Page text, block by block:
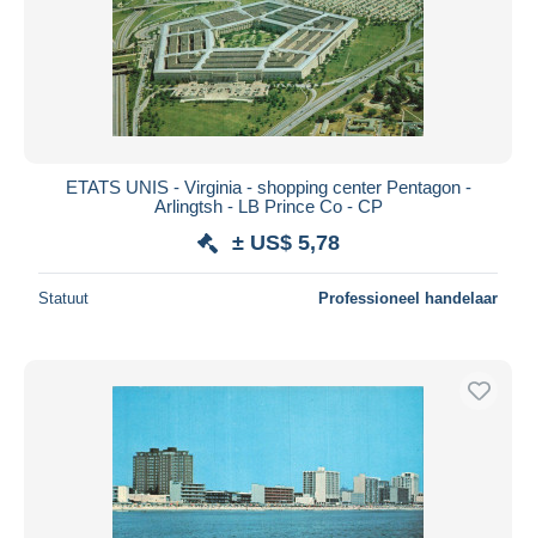
ETATS UNIS - Virginia - shopping center Pentagon -
Arlingtsh - LB Prince Co - CP
± US$ 5,78
Statuut Professioneel handelaar